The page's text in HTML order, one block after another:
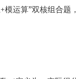
运算”双核组合